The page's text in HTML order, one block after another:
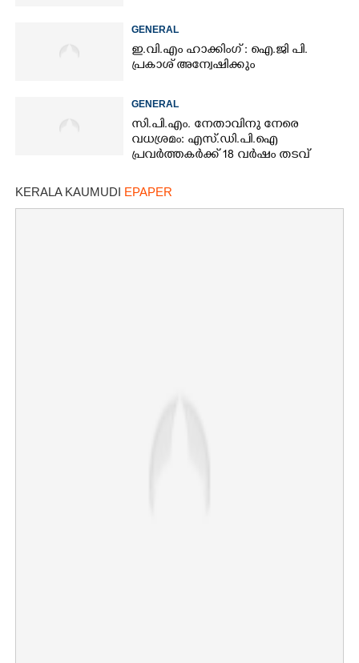
GENERAL
ഇ.വി.എം ഹാക്കിംഗ് : ഐ.ജി പി.
പ്രകാശ് അന്വേഷിക്കും
GENERAL
സി.പി.എം. നേതാവിനു നേരെ
വധശ്രമം: എസ്.ഡി.പി.ഐ
പ്രവർത്തകർക്ക് 18 വർഷം തടവ്
KERALA KAUMUDI EPAPER